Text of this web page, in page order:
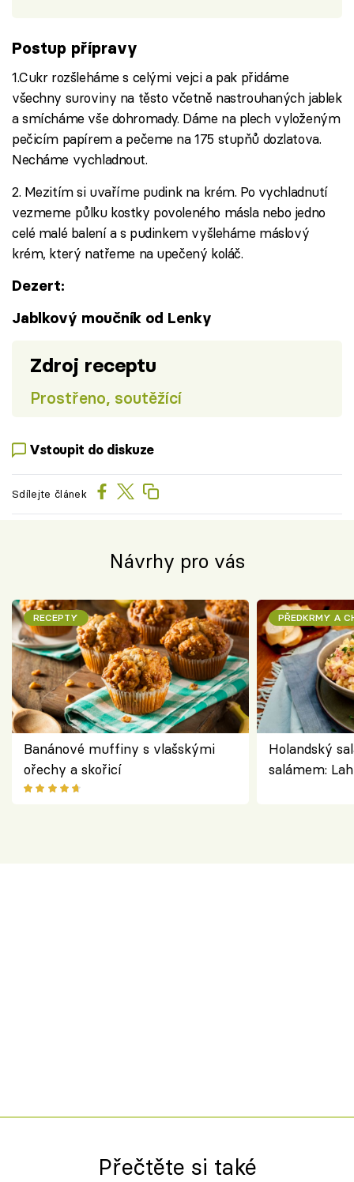
Postup přípravy
1.Cukr rozšleháme s celými vejci a pak přidáme
všechny suroviny na těsto včetně nastrouhaných jablek
a smícháme vše dohromady. Dáme na plech vyloženým
pečicím papírem a pečeme na 175 stupňů dozlatova.
Necháme vychladnout.
2. Mezitím si uvaříme pudink na krém. Po vychladnutí
vezmeme půlku kostky povoleného másla nebo jedno
celé malé balení a s pudinkem vyšleháme máslový
krém, který natřeme na upečený koláč.
Dezert:
Jablkový moučník od Lenky
Zdroj receptu
Prostřeno, soutěžící
Vstoupit do diskuze
Sdílejte článek
Návrhy pro vás
RECEPTY
Banánové muffiny s vlašskými
ořechy a skořicí
PŘEDKRMY A
Holandský
salámem:
Přečtěte si také